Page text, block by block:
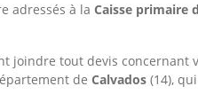
adressés à la Caisse primaire
joindre tout devis concernant
de Calvados (14),